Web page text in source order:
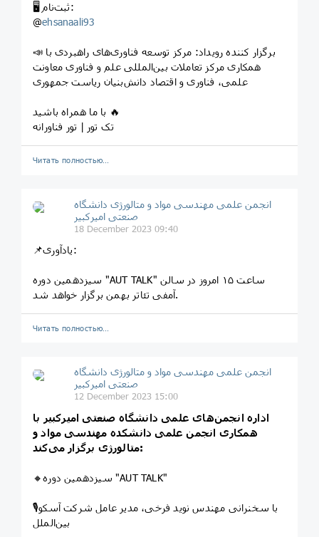
🖥️ ثبت‌نام:
@ehsanaali93
📣 برگزار کننده رویداد: مرکز توسعه فناوری‌های راهبردی با
همکاری مرکز تعاملات بین‌المللی علم و فناوری معاونت
علمی، فناوری و اقتصاد دانش‌بنیان ریاست‌ جمهوری
با ما همراه باشید 🔥
تک تور | تور فناورانه
Читать полностью…
انجمن علمی مهندسی مواد و متالورژی دانشگاه
صنعتی امیرکبیر
18 December 2023 09:40
📌یادآوری:
سیزدهمین دوره "AUT TALK" ساعت ۱۵ امروز در سالن
آمفی تئاتر بهمن برگزار خواهد شد.
Читать полностью…
انجمن علمی مهندسی مواد و متالورژی دانشگاه
صنعتی امیرکبیر
12 December 2023 15:00
اداره انجمن‌های علمی دانشگاه صنعتی امیرکبیر با
همکاری انجمن علمی دانشکده مهندسی مواد و
متالورژی برگزار می‌کند:
🔸سیزدهمین دوره "AUT TALK"
🎙با سخنرانی مهندس نوید فرخی، مدیر عامل شرکت آسکو
بین‌الملل